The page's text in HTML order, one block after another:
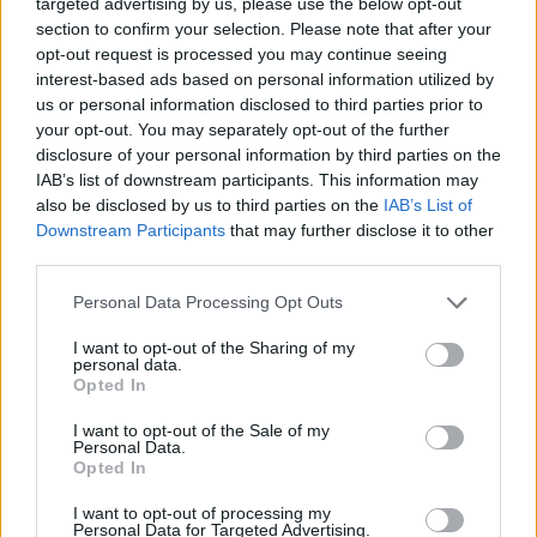
section to confirm your selection. Please note that after your
opt-out request is processed you may continue seeing
interest-based ads based on personal information utilized by
us or personal information disclosed to third parties prior to
your opt-out. You may separately opt-out of the further
disclosure of your personal information by third parties on the
IAB’s list of downstream participants. This information may
also be disclosed by us to third parties on the IAB’s List of
Downstream Participants that may further disclose it to other
Personal Data Processing Opt Outs
I want to opt-out of the Sharing of my
personal data.
Opted In
I want to opt-out of the Sale of my
Personal Data.
Opted In
I want to opt-out of processing my
Personal Data for Targeted Advertising.
kurie gali būti nesaugūs ir naudoti mobilųjį
internetą. Taip pat visuomet reikėtų naudoti
tik oficialias programėlių parduotuves –
„Google Play“ ir „App Store“ – bei reguliariai
atnaujinti operacinę sistemą ir pačią
mobiliojo mokėjimo programėlę.
Nuolatinis budrumas, pasakbanko atstovo,
ženkliai sumažina nusikaltėlių sėkmės
tikimybę, tad reikėtų reguliariai tikrinti paties
įrenginio ir jame įdiegtų programėlių situaciją.